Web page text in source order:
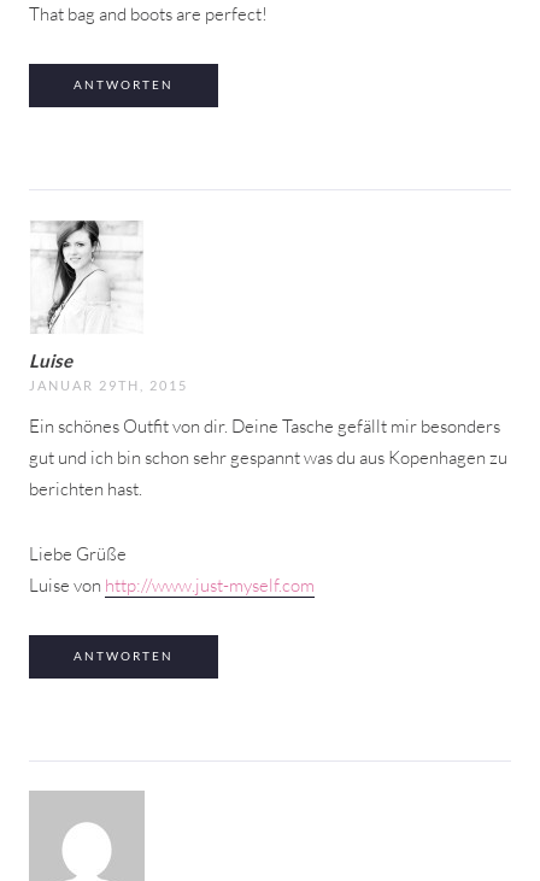
That bag and boots are perfect!
ANTWORTEN
Luise
JANUAR 29TH, 2015
Ein schönes Outfit von dir. Deine Tasche gefällt mir besonders
gut und ich bin schon sehr gespannt was du aus Kopenhagen zu
berichten hast.
Liebe Grüße
Luise von http://www.just-myself.com
ANTWORTEN